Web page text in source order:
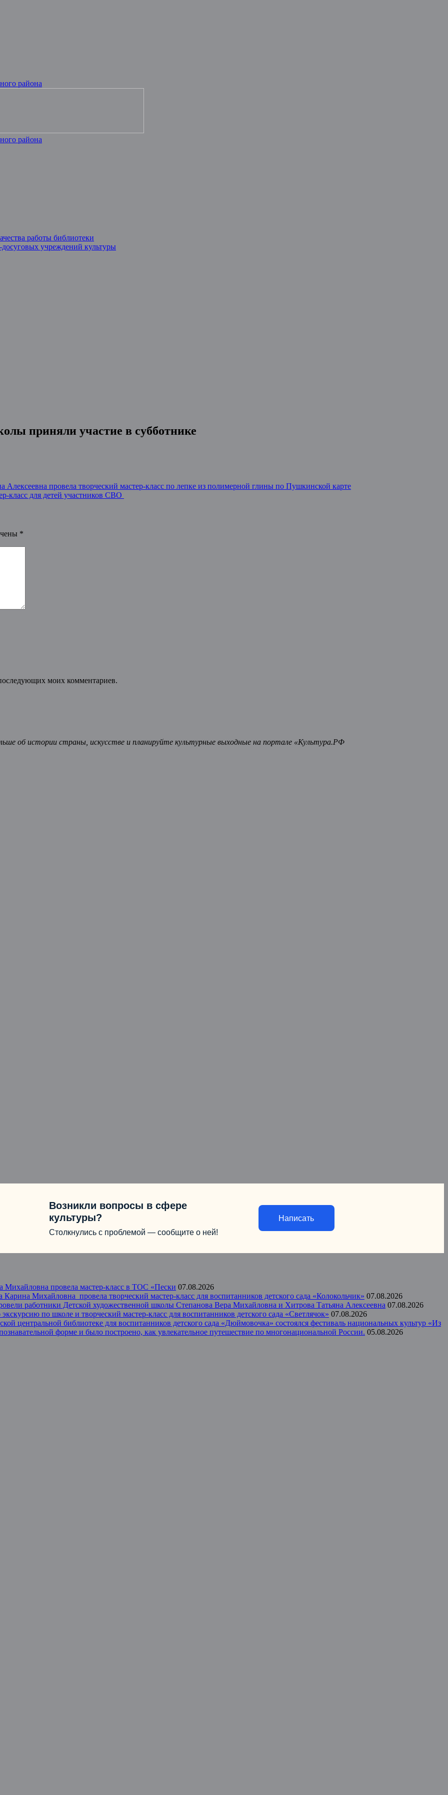
работы библиотеки
досуговых учреждений культуры
приняли участие в субботнике
провела творческий мастер-класс по лепке из полимерной глины по Пушкинской карте
класс для детей участников СВО
*
моих комментариев.
об истории страны, искусстве и планируйте культурные выходные на портале «Культура.РФ
Возникли вопросы в сфере
культуры?
Столкнулись с проблемой — сообщите о ней!
Написать
Михайловна провела мастер-класс в ТОС «Пески 07.08.2026
Михайловна провела творческий мастер-класс для воспитанников детского сада «Колокольчик» 07.08.2026
работники Детской художественной школы Степанова Вера Михайловна и Хитрова Татьяна Алексеевна 07.08.2026
по школе и творческий мастер-класс для воспитанников детского сада «Светлячок» 07.08.2026
центральной библиотеке для воспитанников детского сада «Дюймовочка» состоялся фестиваль национальных культур «Из
форме и было построено, как увлекательное путешествие по многонациональной России. 05.08.2026